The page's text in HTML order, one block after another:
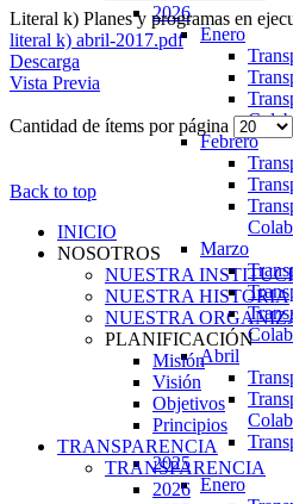
2026
Enero
Febrero
Marzo
Abril
2025
Enero
Literal k) Planes y programas en
literal k) abril-2017.pdf
Descarga
Vista Previa
Cantidad de ítems por página
Back to top
INICIO
NOSOTROS
NUESTRA
NUESTRA HISTORIA
NUESTRA
PLANIFICACIÓN
Misión
Visión
Objetivos
Principios
TRANSPARENCIA
TRANSPARENCIA
2026